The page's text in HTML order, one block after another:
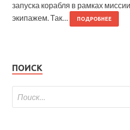
запуска корабля в рамках
экипажем. Так…
ПОДРОБНЕЕ
ПОИСК